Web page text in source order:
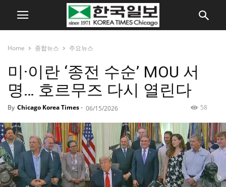
Home 종합뉴스 주요뉴스
미·이란 ‘종전 수순’ MOU 서
명… 호르무즈 다시 열린다
By Chicago Korea Times- 06/15/2026 58